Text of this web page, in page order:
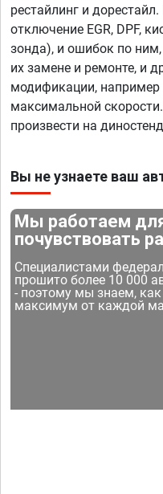
рестайлинг и
отключение EGR, DPF,
зонда), и ошибок по
их замене и ремонте, и
модификации, например
максимальной
произвести на
Вы не узнаете ваш
Мы работаем
почувствовать
Специалистами
прошито более 10 000
- поэтому мы знаем,
максимум от каждой